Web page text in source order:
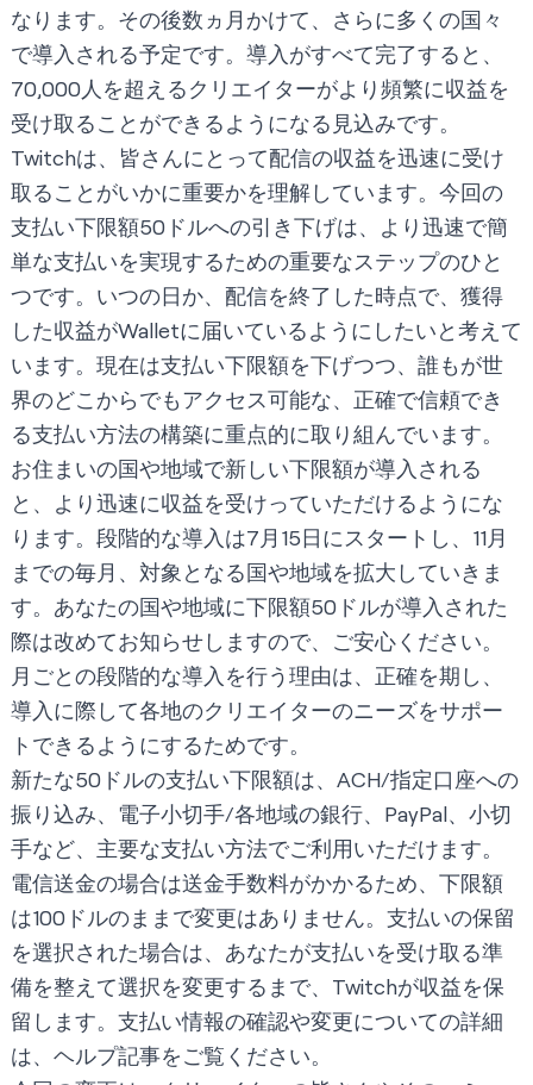
なります。その後数ヵ月かけて、さらに多くの国々
で導入される予定です。導入がすべて完了すると、
70,000人を超えるクリエイターがより頻繁に収益を
受け取ることができるようになる見込みです。
Twitchは、皆さんにとって配信の収益を迅速に受け
取ることがいかに重要かを理解しています。今回の
支払い下限額50ドルへの引き下げは、より迅速で簡
単な支払いを実現するための重要なステップのひと
つです。いつの日か、配信を終了した時点で、獲得
した収益がWalletに届いているようにしたいと考えて
います。現在は支払い下限額を下げつつ、誰もが世
界のどこからでもアクセス可能な、正確で信頼でき
る支払い方法の構築に重点的に取り組んでいます。
お住まいの国や地域で新しい下限額が導入される
と、より迅速に収益を受けっていただけるようにな
ります。段階的な導入は7月15日にスタートし、11月
までの毎月、対象となる国や地域を拡大していきま
す。あなたの国や地域に下限額50ドルが導入された
際は改めてお知らせしますので、ご安心ください。
月ごとの段階的な導入を行う理由は、正確を期し、
導入に際して各地のクリエイターのニーズをサポー
トできるようにするためです。
新たな50ドルの支払い下限額は、ACH/指定口座への
振り込み、電子小切手/各地域の銀行、PayPal、小切
手など、主要な支払い方法でご利用いただけます。
電信送金の場合は送金手数料がかかるため、下限額
は100ドルのままで変更はありません。支払いの保留
を選択された場合は、あなたが支払いを受け取る準
備を整えて選択を変更するまで、Twitchが収益を保
留します。支払い情報の確認や変更についての詳細
は、 ヘルプ記事をご覧ください。